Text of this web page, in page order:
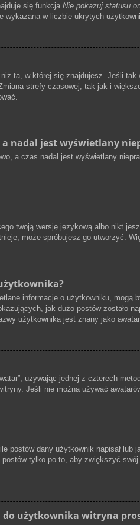
się funkcja Nie pokazuj statusu
wykazana w liczbie ukrytych
ta, w której się znajdujesz. Jeśli
strefy czasowej, tak jak i
nadal jest wyświetlany
a czas nadal jest wyświetlany
twoją wersję językową albo nikt
może spróbujesz go utworzyć.
informacje o użytkowniku,
jak dużo postów zostało
użytkownika jest znany jako
używając jednej z czterech
Jeśli nie można używać
postów dany użytkownik napisał
tylko po to, aby zwiększyć
użytkownika witryna